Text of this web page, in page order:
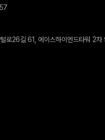
로26길 61, 에이스하이엔드타워 2